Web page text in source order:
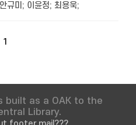
안규미 ; 이윤정; 최용욱;
1
built as a OAK to the
Library.